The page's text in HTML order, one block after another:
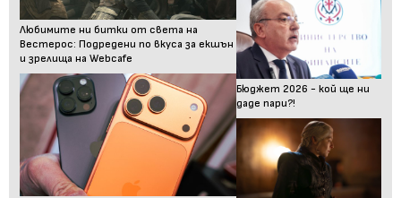
Любимите ни битки от света на
Вестерос: Подредени по вкуса за екшън
и зрелища на Webcafe
Бюджет 2026 - кой ще ни
даде пари?!